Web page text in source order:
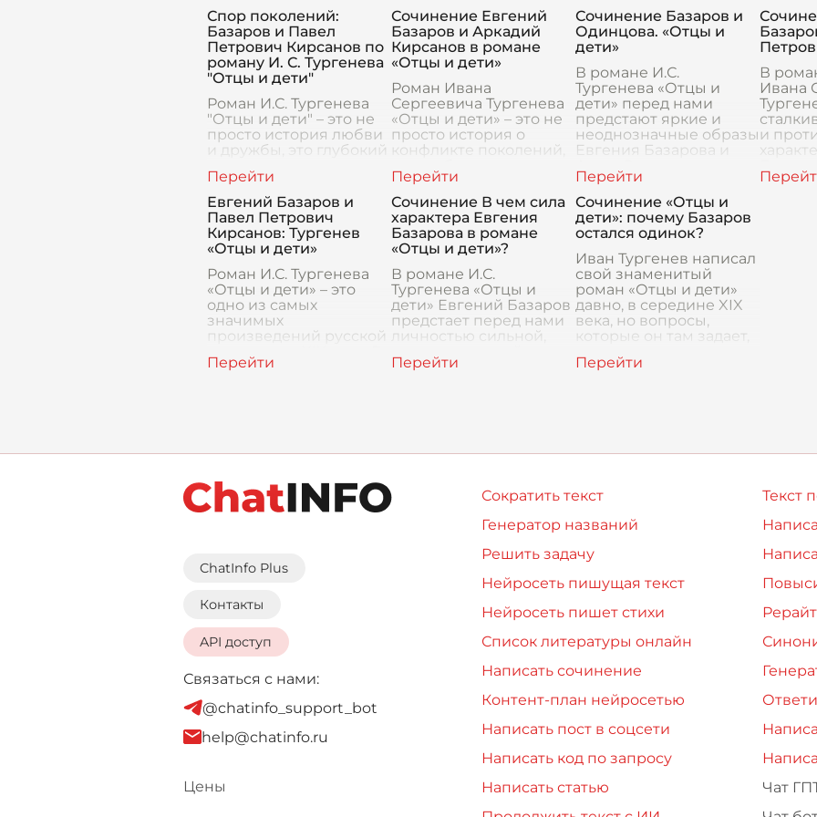
социальных и
политических тем в
России XIX века. Одним
из ключевы
которыми
разворачивается
философский спор,
отражающий осно
нигилизм поколения,
отрицающего старые
ценности и
в
Спор поколений:
Базаров и Павел
Петрович Кирсанов по
роману И. С. Тургенева
"Отцы и дети"
Роман И.С. Тургенева
"Отцы и дети" – это не
просто история любви
и дружбы, это глубокий
двух поколений, двух
мировоззрений, двух
эпох. В центре этого
столкновен
Сочинение Евгений
Базаров и Аркадий
Кирсанов в романе
«Отцы и дети»
Роман Ивана
Сергеевича Тургенева
«Отцы и дети» – это не
просто история о
конфликте поколений,
исследование
человеческих
взаимоотношений,
взглядов на жизнь и
духовных ц
Сочинение Базаров и
Одинцова. «Отцы и
дети»
В романе И.С.
Тургенева «Отцы и
дети» перед нами
предстают яркие и
неоднозначные образы
Евгения Базарова и
Одинцовой. Их встреча
и последующее
общение становятся
одн
В
Ивана
и
Евгений Базаров и
Павел Петрович
Кирсанов: Тургенев
«Отцы и дети»
Роман И.С. Тургенева
«Отцы и дети» – это
одно из самых
значимых
произведений русской
центре романа –
Сочинение В чем сила
характера Евгения
Базарова в романе
«Отцы и дети»?
В романе И.С.
Тургенева «Отцы и
дети» Евгений Базаров
предстает перед нами
личностью сильной,
безусловно,
Сочинение «Отцы и
дети»: почему Базаров
остался одинок?
Иван Тургенев написал
свой знаменитый
роман «Отцы и дети»
давно, в середине XIX
века, но вопросы,
которые он там задает,
Как найти
ChatInfo Plus
Контакты
API доступ
Связаться с нами:
@chatinfo_support_bot
help@chatinfo.ru
Цены
Сократить текст
Генератор названий
Решить задачу
Нейросеть пишущая текст
Нейросеть пишет стихи
Список литературы онлайн
Написать сочинение
Контент-план нейросетью
Написать пост в соцсети
Написать код по запросу
Написать статью
Текст
Чат